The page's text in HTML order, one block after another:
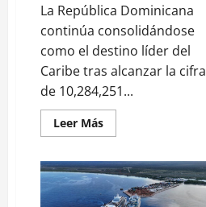
La República Dominicana
continúa consolidándose
como el destino líder del
Caribe tras alcanzar la cifra
de 10,284,251...
Leer Más